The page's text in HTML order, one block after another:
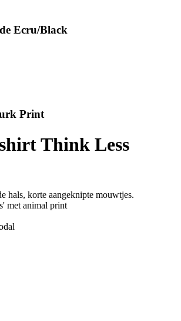
Ecru/Black
Print
Think Less
hals, korte aangeknipte mouwtjes.
met animal print